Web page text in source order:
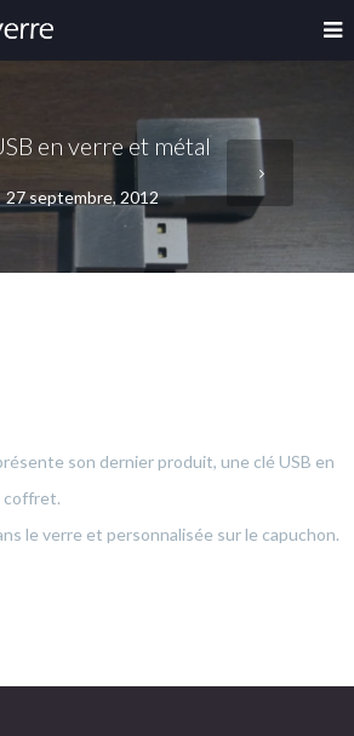
en verre et métal
27 septembre, 2012
son dernier produit, une clé USB en
coffret.
le verre et personnalisée sur le capuchon.